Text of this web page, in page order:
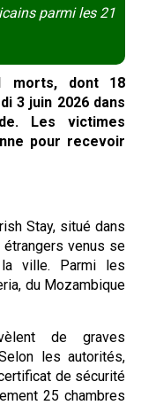
parmi les 21
morts, dont 18
3 juin 2026 dans
Les victimes
pour recevoir
Stay, situé dans
venus se
ville. Parmi les
du Mozambique
de graves
les autorités,
de sécurité
25 chambres